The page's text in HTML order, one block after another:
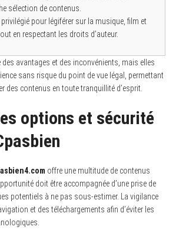
sélection de contenus.
privilégié pour légiférer sur la musique, film et
en respectant les droits d’auteur.
avantages et des inconvénients, mais elles
sans risque du point de vue légal, permettant
des contenus en toute tranquillité d’esprit.
options et sécurité
offre une multitude de contenus
doit être accompagnée d’une prise de
potentiels à ne pas sous-estimer. La vigilance
et des téléchargements afin d’éviter les